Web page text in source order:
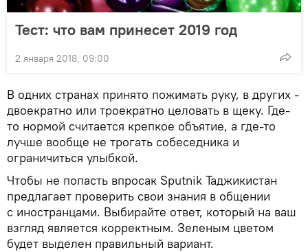
Тест: что вам принесет 2019 год
2 января 2018, 09:00
В одних странах принято пожимать руку, в других -
двоекратно или троекратно целовать в щеку. Где-
то нормой считается крепкое объятие, а где-то
лучше вообще не трогать собеседника и
ограничиться улыбкой.
Чтобы не попасть впросак Sputnik Таджикистан
предлагает проверить свои знания в общении
с иностранцами. Выбирайте ответ, который на ваш
взгляд является корректным. Зеленым цветом
будет выделен правильный вариант.